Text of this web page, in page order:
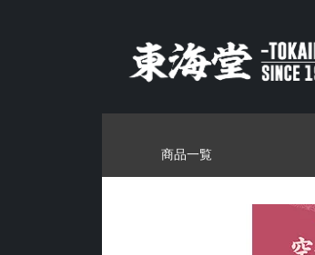
商品一覧